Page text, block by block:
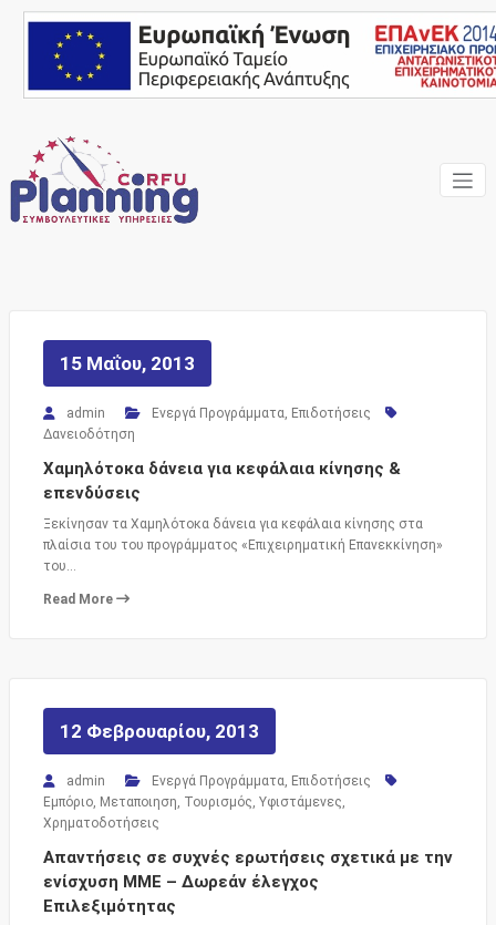
content
Ένας Σύμβουλος, δίπλα
15 Μαΐου, 2013
admin Ενεργά Προγράμματα Επιδοτήσεις
Δανειοδότηση
Χαμηλότοκα δάνεια για κεφάλαια κίνησης &
επενδύσεις
Ξεκίνησαν τα Χαμηλότοκα δάνεια για κεφάλαια κίνησης στα
πλαίσια του του προγράμματος «Επιχειρηματική Επανεκκίνηση»
του…
Read More
12 Φεβρουαρίου, 2013
admin Ενεργά Προγράμματα Επιδοτήσεις
Εμπόριο Μεταποιηση Τουρισμός Υφιστάμενες
Χρηματοδοτήσεις
Απαντήσεις σε συχνές ερωτήσεις σχετικά με την
ενίσχυση ΜΜΕ – Δωρεάν έλεγχος
Επιλεξιμότητας